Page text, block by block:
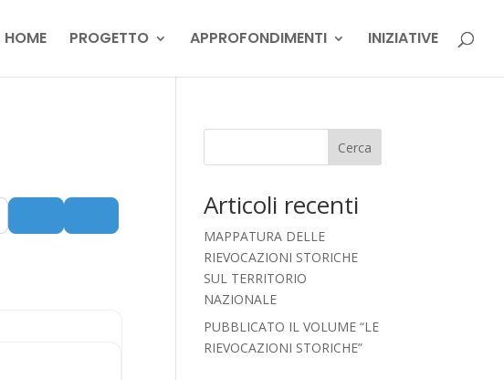
HOME PROGETTO APPROFONDIMENTI INIZIATIVE
Advanced Filters
Cerca
Articoli recenti
MAPPATURA DELLE
RIEVOCAZIONI STORICHE
SUL TERRITORIO
NAZIONALE
PUBBLICATO IL VOLUME “LE
RIEVOCAZIONI STORICHE”